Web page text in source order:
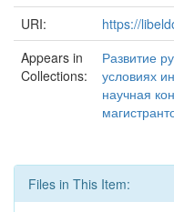
URI:
https://
Appears in
Collections:
Развитие
условиях
научная
Files in This Item: